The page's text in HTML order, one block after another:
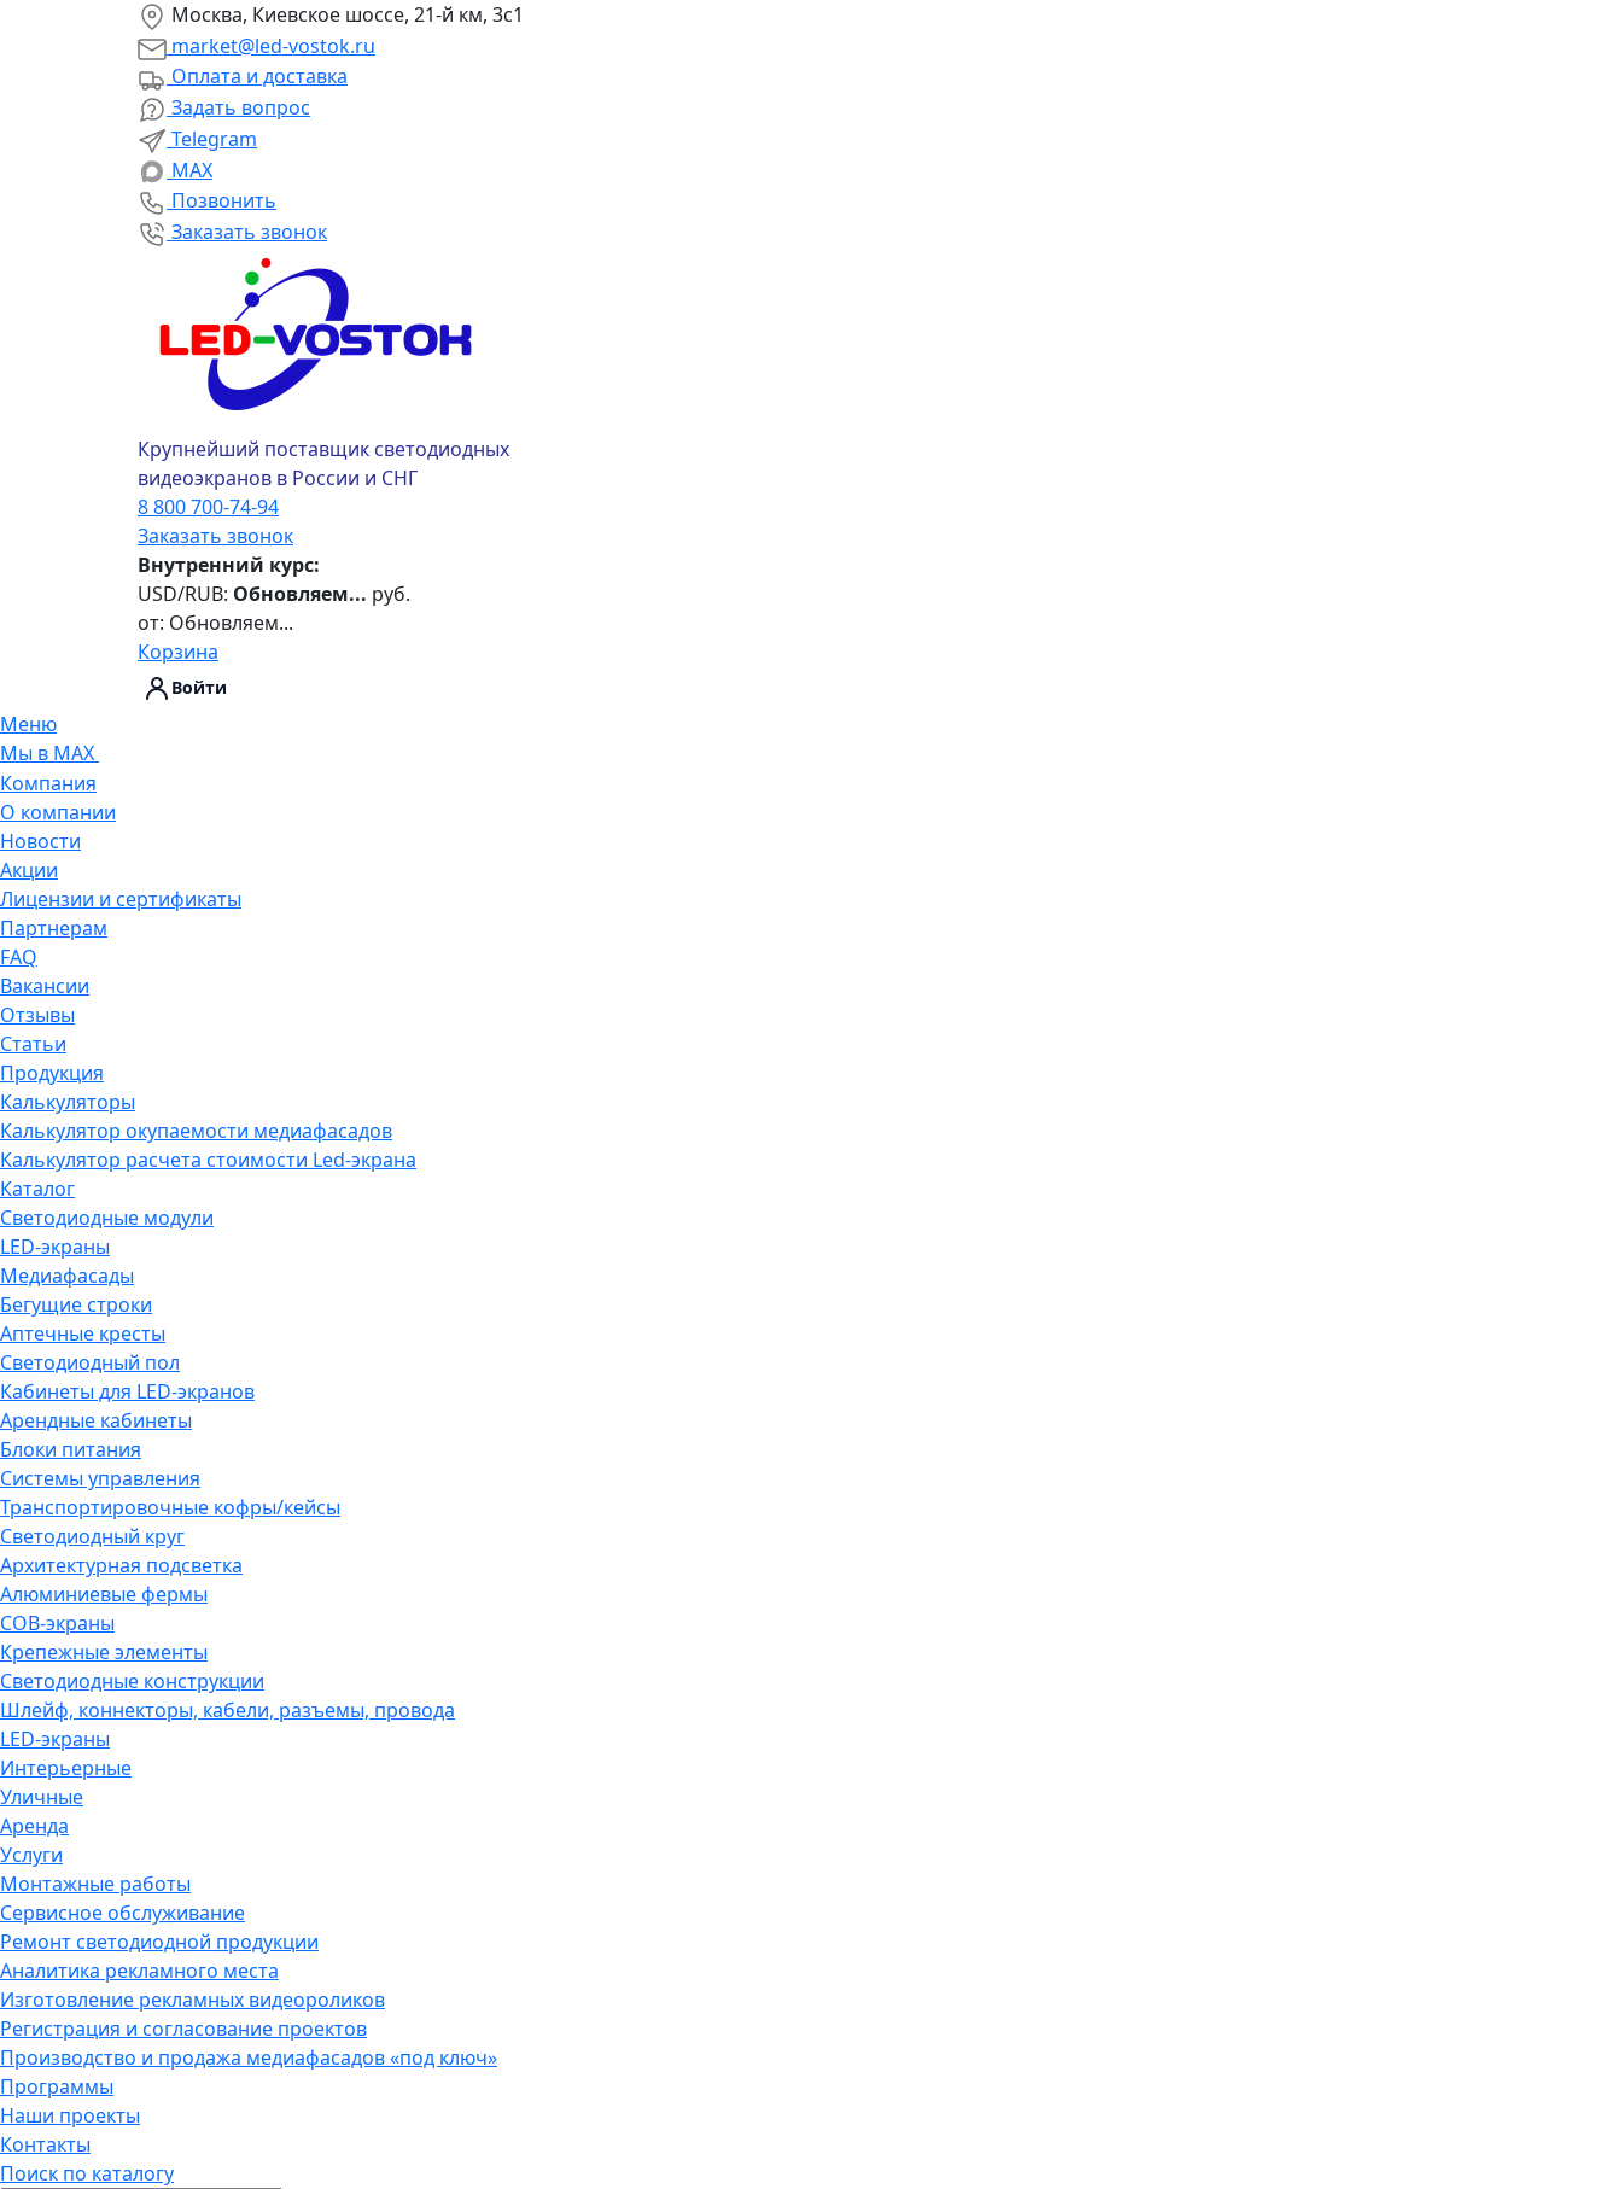
Москва, Киевское шоссе, 21-й км, 3с1
market@led-vostok.ru
Оплата и доставка
Задать вопрос
Telegram
MAX
Позвонить
Заказать звонок
Крупнейший поставщик светодиодных
видеоэкранов в России и СНГ
8 800 700-74-94
Заказать звонок
Внутренний курс:
USD/RUB: Обновляем... руб.
от: Обновляем...
Корзина
Войти
Меню
Мы в MAX
Компания
О компании
Новости
Акции
Лицензии и сертификаты
Партнерам
FAQ
Вакансии
Отзывы
Статьи
Продукция
Калькуляторы
Калькулятор окупаемости медиафасадов
Калькулятор расчета стоимости Led-экрана
Каталог
Светодиодные модули
LED-экраны
Медиафасады
Бегущие строки
Аптечные кресты
Светодиодный пол
Кабинеты для LED-экранов
Арендные кабинеты
Блоки питания
Системы управления
Транспортировочные кофры/кейсы
Светодиодный круг
Архитектурная подсветка
Алюминиевые фермы
COB-экраны
Крепежные элементы
Светодиодные конструкции
Шлейф, коннекторы, кабели, разъемы, провода
LED-экраны
Интерьерные
Уличные
Аренда
Услуги
Монтажные работы
Сервисное обслуживание
Ремонт светодиодной продукции
Аналитика рекламного места
Изготовление рекламных видеороликов
Регистрация и согласование проектов
Производство и продажа медиафасадов «под ключ»
Программы
Наши проекты
Контакты
Поиск по каталогу